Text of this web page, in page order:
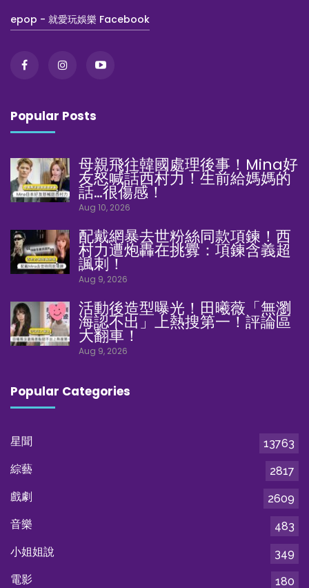
epop - 就愛玩娛樂 Facebook
Popular Posts
母親飛往韓國處理後事！Mina好
友怒喊話西村力！生前給媽媽的
話…很傷感！
Aug 10, 2026
配戴網暴去世粉絲同款項鍊！西
村力遭炮轟在挑釁：項鍊含義超
諷刺！
Aug 9, 2026
活動後造型曝光！田曦薇「無瀏
海認不出」上熱搜第一！評論區
大翻車！
Aug 9, 2026
Popular Categories
星聞
13763
綜藝
2817
戲劇
2609
音樂
483
小姐姐說
349
電影
180